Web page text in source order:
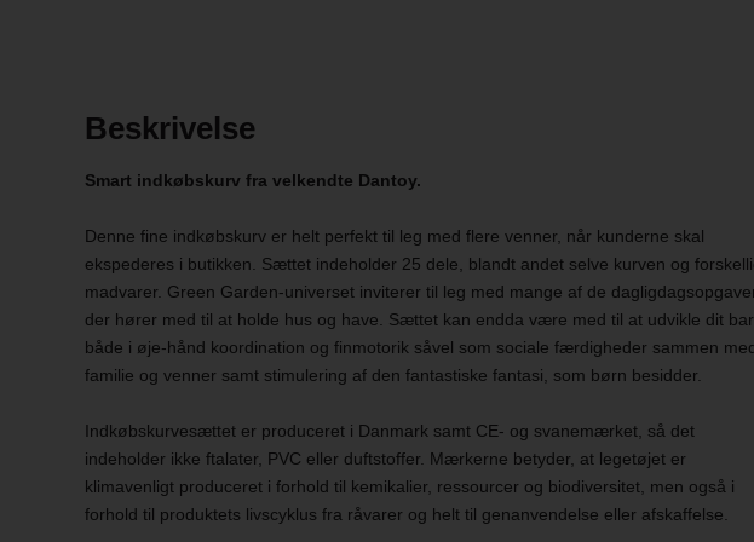
Beskrivelse
Smart indkøbskurv fra velkendte Dantoy.
Denne fine indkøbskurv er helt perfekt til leg med flere venner, når kunderne skal
ekspederes i butikken. Sættet indeholder 25 dele, blandt andet selve kurven og
madvarer. Green Garden-universet inviterer til leg med mange af de
der hører med til at holde hus og have. Sættet kan endda være med til at udvikle dit
både i øje-hånd koordination og finmotorik såvel som sociale færdigheder sammen
familie og venner samt stimulering af den fantastiske fantasi, som børn besidder.
Indkøbskurvesættet er produceret i Danmark samt CE- og svanemærket, så det
indeholder ikke ftalater, PVC eller duftstoffer. Mærkerne betyder, at legetøjet er
klimavenligt produceret i forhold til kemikalier, ressourcer og biodiversitet, men også i
forhold til produktets livscyklus fra råvarer og helt til genanvendelse eller afskaffelse.